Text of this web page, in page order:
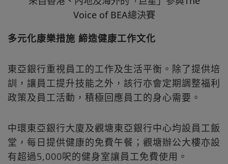
Voice of BEA總決賽
多元化康樂措施 締造健康工作文化
東亞銀行重視員工的工作及生活平衡。除了提供培
訓，讓員工提升技能之外，該行亦會定期調整福利
政策及員工活動，積極回應員工的身心需要。
中環東亞銀行大廈及觀塘東亞銀行中心均設員工飯
堂，每日提供健康的免費午餐；觀塘辦公大樓亦設
有超過5,000呎的健身室讓員工免費使用。